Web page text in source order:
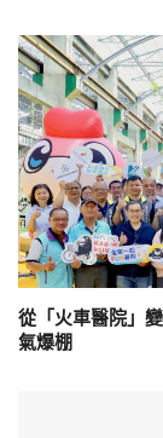
從「火車醫院」
氣爆棚